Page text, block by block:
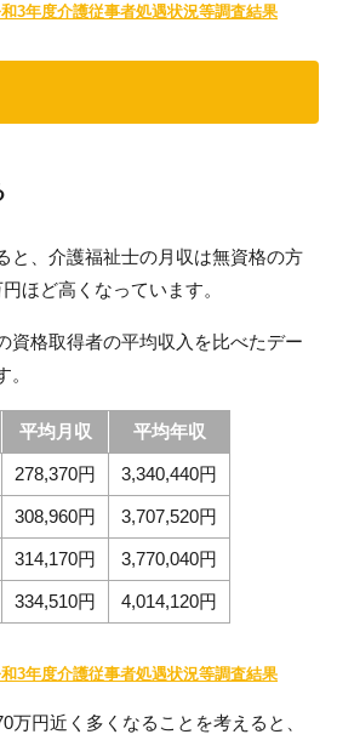
3年度介護従事者処遇状況等調査結果
と、介護福祉士の月収は無資格の方
ほど高くなっています。
資格取得者の平均収入を比べたデー
平均月収 平均年収
278,370円 3,340,440円
308,960円 3,707,520円
314,170円 3,770,040円
334,510円 4,014,120円
3年度介護従事者処遇状況等調査結果
万円近く多くなることを考えると、